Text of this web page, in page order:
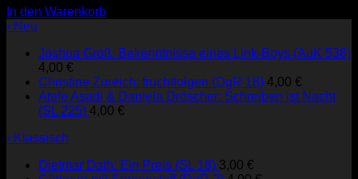
In den Warenkorb
› Neu
Joshua Groß: Bekenntnisse eines Link-Boys (AuK 538)
4,00 €
Christine Zureich: fruchtfolgen (DgR 18) 4,00 €
Atefe Asadi & Daniela Dröscher: Schreiben ist Nacht
(SL 225) 4,00 €
› Klassisch
Dietmar Dath: Ein Preis (SL 18) 3,00 €